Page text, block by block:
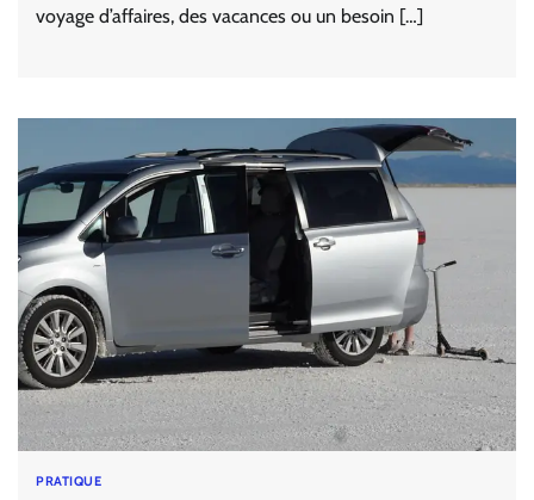
voyage d’affaires, des vacances ou un besoin […]
PRATIQUE